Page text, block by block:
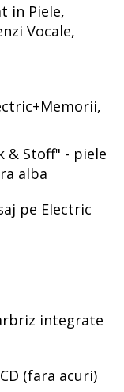
in Piele,
Vocale,
& Stoff" - piele
alba
pe Electric
integrate
(fara acuri)